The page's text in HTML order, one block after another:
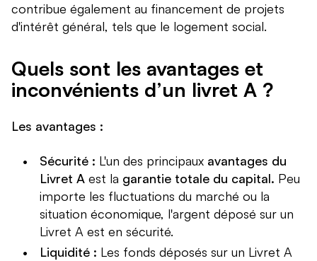
contribue également au financement de projets
d'intérêt général, tels que le logement social.
Quels sont les avantages et
inconvénients d’un livret A ?
Les avantages :
Sécurité : L'un des principaux avantages du
Livret A est la garantie totale du capital. Peu
importe les fluctuations du marché ou la
situation économique, l'argent déposé sur un
Livret A est en sécurité.
Liquidité : Les fonds déposés sur un Livret A